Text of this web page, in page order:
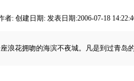
者: 创建日期: 发表日期:2006-07-18
花拥吻的海滨不夜城。凡是到过青岛